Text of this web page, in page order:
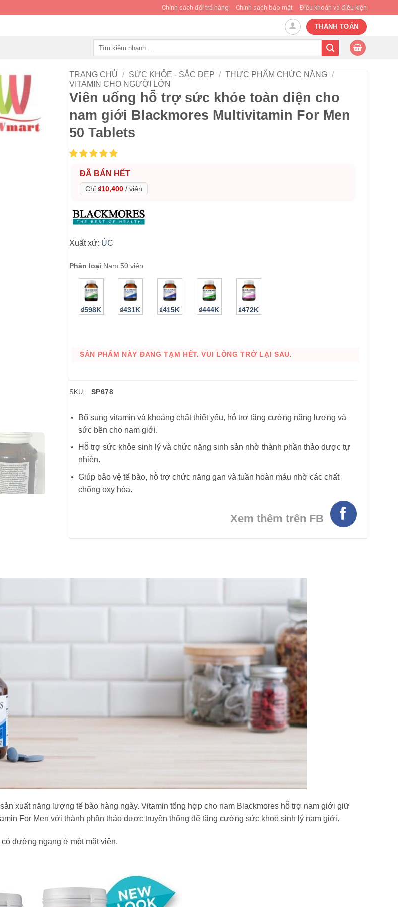
Chính sách đổi trả hàng Chính sách bảo mật Điều khoản và điều kiện
THANH TOÁN
TRANG CHỦ / SỨC KHỎE - SẮC ĐẸP / THỰC PHẨM CHỨC NĂNG /
VITAMIN CHO NGƯỜI LỚN
Viên uống hỗ trợ sức khỏe toàn diện cho
nam giới Blackmores Multivitamin For Men
50 Tablets
ĐÃ BÁN HẾT
Chỉ ₫10,400 / viên
Xuất xứ: ÚC
Phân loại:Nam 50 viên
₫598K ₫431K ₫415K ₫444K ₫472K
SẢN PHẨM NÀY ĐANG TẠM HẾT. VUI LÒNG TRỞ LẠI SAU.
SKU: SP678
Bổ sung vitamin và khoáng chất thiết yếu, hỗ trợ tăng cường năng lượng và
sức bền cho nam giới.
Hỗ trợ sức khỏe sinh lý và chức năng sinh sản nhờ thành phần thảo dược tự
nhiên.
Giúp bảo vệ tế bào, hỗ trợ chức năng gan và tuần hoàn máu nhờ các chất
chống oxy hóa.
Xem thêm trên FB
xuất năng lượng tế bào hàng ngày. Vitamin tổng hợp cho nam Blackmores hỗ trợ nam giới giữ
For Men với thành phần thảo dược truyền thống để tăng cường sức khoẻ sinh lý nam giới.
đường ngang ở một mặt viên.